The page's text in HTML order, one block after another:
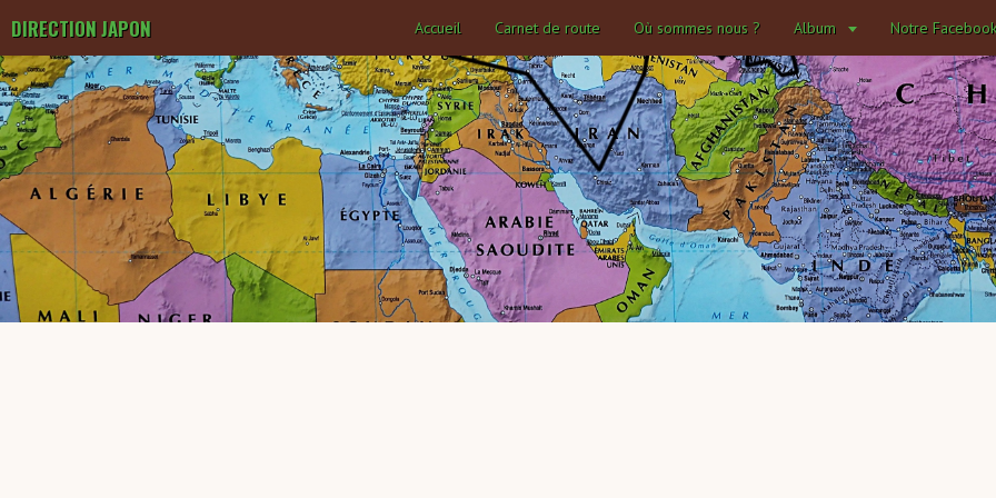
DIRECTION JAPON Accueil Carnet de route Où sommes nous ? Album Notre Facebook